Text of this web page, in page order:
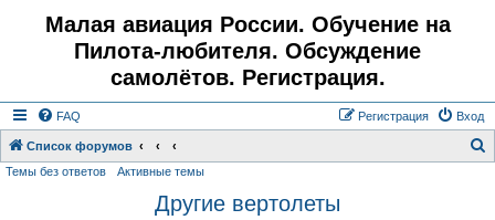
Малая авиация России. Обучение на
Пилота-любителя. Обсуждение
самолётов. Регистрация.
FAQ Вход
Регистрация
Список форумов
Темы без ответов Активные темы
Другие вертолеты